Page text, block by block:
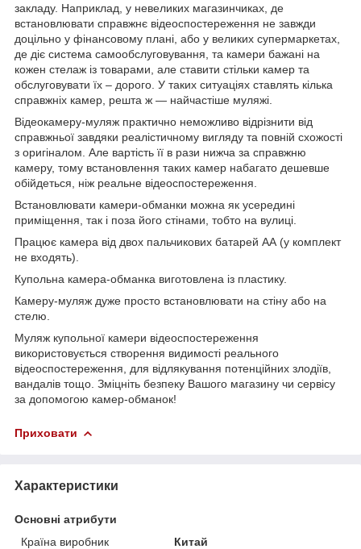
закладу. Наприклад, у невеликих магазинчиках, де
встановлювати справжнє відеоспостереження не завжди
доцільно у фінансовому плані, або у великих супермаркетах,
де діє система самообслуговування, та камери бажані на
кожен стелаж із товарами, але ставити стільки камер та
обслуговувати їх – дорого. У таких ситуаціях ставлять кілька
справжніх камер, решта ж — найчастіше муляжі.
Відеокамеру-муляж практично неможливо відрізнити від
справжньої завдяки реалістичному вигляду та повній схожості
з оригіналом. Але вартість її в рази нижча за справжню
камеру, тому встановлення таких камер набагато дешевше
обійдеться, ніж реальне відеоспостереження.
Встановлювати камери-обманки можна як усередині
приміщення, так і поза його стінами, тобто на вулиці.
Працює камера від двох пальчикових батарей АА (у комплект
не входять).
Купольна камера-обманка виготовлена із пластику.
Камеру-муляж дуже просто встановлювати на стіну або на
стелю.
Муляж купольної камери відеоспостереження
використовується створення видимості реального
відеоспостереження, для відлякування потенційних злодіїв,
вандалів тощо. Зміцніть безпеку Вашого магазину чи сервісу
за допомогою камер-обманок!
Приховати
Характеристики
Основні атрибути
Країна виробник
Китай